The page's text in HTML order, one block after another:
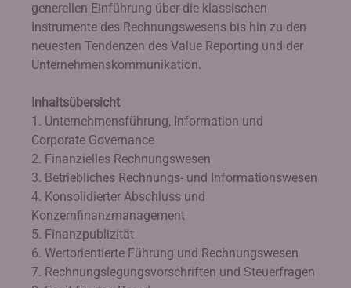
generellen Einführung über die klassischen
Instrumente des Rechnungswesens bis hin zu den
neuesten Tendenzen des Value Reporting und der
Unternehmenskommunikation.
Inhaltsübersicht
1. Unternehmensführung, Information und
Corporate Governance
2. Finanzielles Rechnungswesen
3. Betriebliches Rechnungs- und Informationswesen
4. Konsolidierter Abschluss und
Konzernfinanzmanagement
5. Finanzpublizität
6. Wertorientierte Führung und Rechnungswesen
7. Rechnungslegungsvorschriften und Steuerfragen